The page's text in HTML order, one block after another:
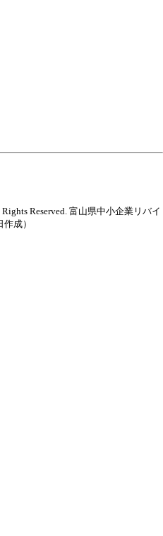
Reserved. 富山県中小企業リバイ
成）